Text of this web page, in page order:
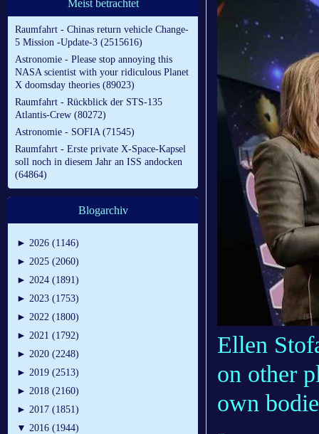
Meist betrachtet
Raumfahrt - Chinas return vehicle Change-
5 Mission -Update-3 (2515616)
Astronomie - Please stop annoying this
NASA scientist with your ridiculous Planet
X doomsday theories (89023)
Raumfahrt - Rückblick der STS-135
Atlantis-Crew (80272)
Astronomie - SOFIA (71545)
Raumfahrt - Erste private X-Space-Kapsel
soll noch in diesem Jahr an ISS andocken
(64864)
Blogarchiv
► 2026 (1146)
► 2025 (2060)
► 2024 (1891)
► 2023 (1753)
► 2022 (1800)
► 2021 (1792)
► 2020 (2248)
► 2019 (2513)
► 2018 (2160)
► 2017 (1851)
▼ 2016 (1944)
Ellen
on other
own